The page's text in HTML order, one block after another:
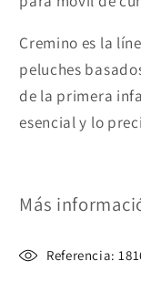
Cremino es la
peluches
de la primera
esencial y lo
Más
Referencia: